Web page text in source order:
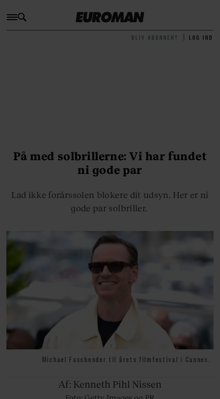
BLIV ABONNENT LOG IND
På med solbrillerne: Vi har fundet
ni gode par
Lad ikke forårssolen blokere dit udsyn. Her er ni
gode par solbriller.
Michael Fassbender til årets filmfestival i Cannes.
Af: Kenneth Pihl Nissen